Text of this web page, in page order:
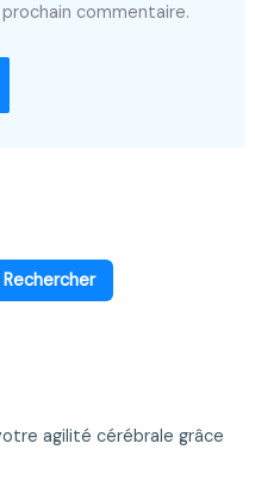
commentaire.
Rechercher
agilité cérébrale grâce